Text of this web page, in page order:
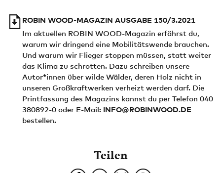
ROBIN WOOD-MAGAZIN AUSGABE 150/3.2021
Im aktuellen ROBIN WOOD-Magazin erfährst du,
warum wir dringend eine Mobilitätswende brauchen.
Und warum wir Flieger stoppen müssen, statt weiter
das Klima zu schrotten. Dazu schreiben unsere
Autor*innen über wilde Wälder, deren Holz nicht in
unseren Großkraftwerken verheizt werden darf. Die
Printfassung des Magazins kannst du per Telefon 040
380892-0 oder E-Mail: INFO@ROBINWOOD.DE
bestellen.
Teilen